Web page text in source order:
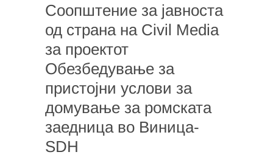
Соопштение за јавноста
од страна на Civil Media
за проектот
Обезбедување за
пристојни услови за
домување за ромската
заедница во Виница-
SDH